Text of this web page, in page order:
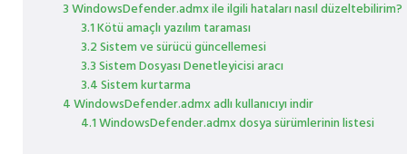
3 WindowsDefender.admx ile ilgili hataları nasıl düzeltebilirim?
3.1 Kötü amaçlı yazılım taraması
3.2 Sistem ve sürücü güncellemesi
3.3 Sistem Dosyası Denetleyicisi aracı
3.4 Sistem kurtarma
4 WindowsDefender.admx adlı kullanıcıyı indir
4.1 WindowsDefender.admx dosya sürümlerinin listesi